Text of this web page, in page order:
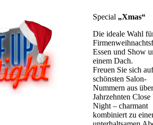
Special „Xmas“
Die ideale Wahl
Essen und Show
einem Dach.
Freuen Sie sich
schönsten Salon-
Nummern aus
Jahrzehnten
Night – charmant
kombiniert zu